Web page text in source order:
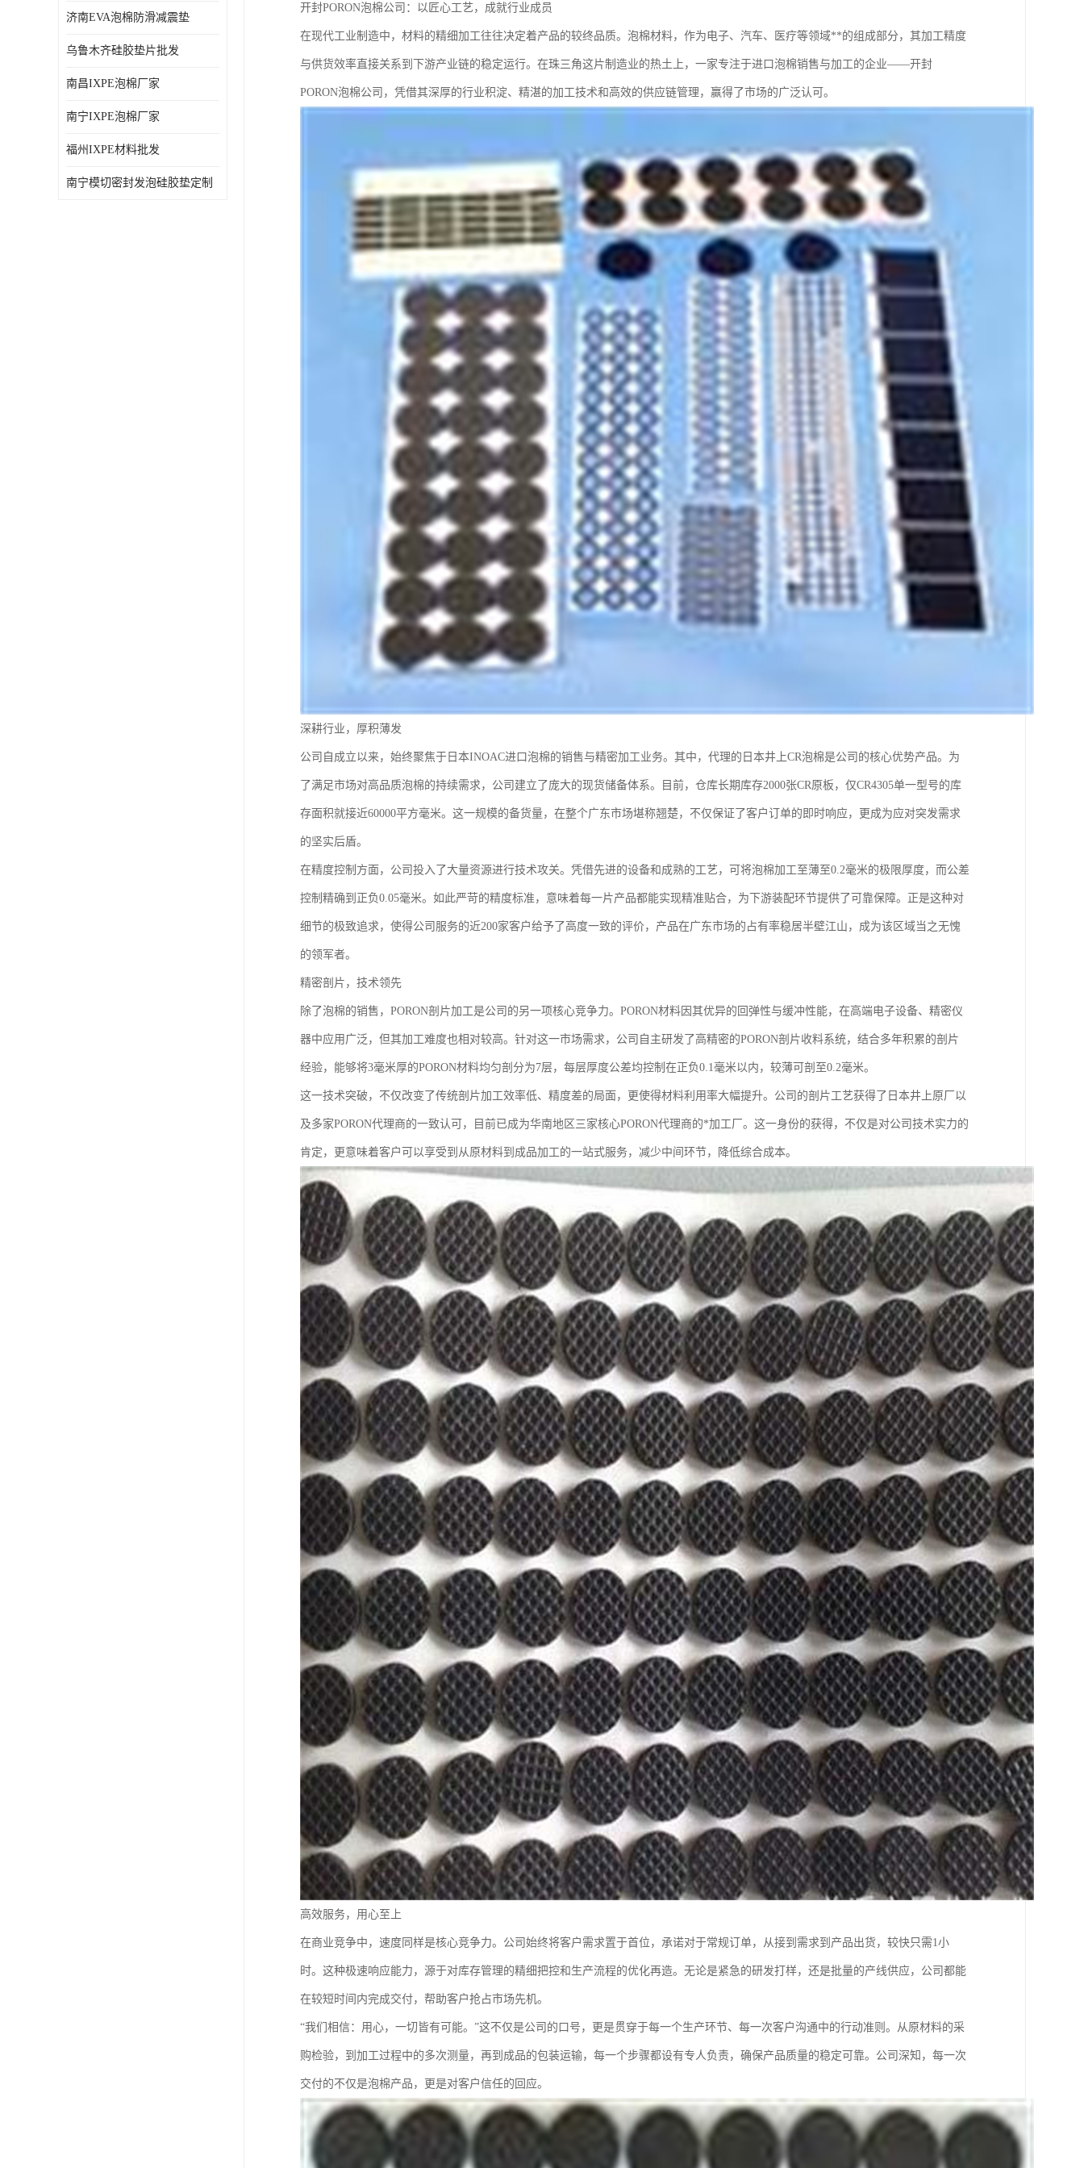
济南EVA泡棉防滑减震垫
乌鲁木齐硅胶垫片批发
南昌IXPE泡棉厂家
南宁IXPE泡棉厂家
福州IXPE材料批发
南宁模切密封发泡硅胶垫定制
开封PORON泡棉公司：以匠心工艺，成就行业成员
在现代工业制造中，材料的精细加工往往决定着产品的较终品质。泡棉材料，作为电子、汽车、医疗等领域**的组成部分，其加工精度
与供货效率直接关系到下游产业链的稳定运行。在珠三角这片制造业的热土上，一家专注于进口泡棉销售与加工的企业——开封
PORON泡棉公司，凭借其深厚的行业积淀、精湛的加工技术和高效的供应链管理，赢得了市场的广泛认可。
深耕行业，厚积薄发
公司自成立以来，始终聚焦于日本INOAC进口泡棉的销售与精密加工业务。其中，代理的日本井上CR泡棉是公司的核心优势产品。为
了满足市场对高品质泡棉的持续需求，公司建立了庞大的现货储备体系。目前，仓库长期库存2000张CR原板，仅CR4305单一型号的库
存面积就接近60000平方毫米。这一规模的备货量，在整个广东市场堪称翘楚，不仅保证了客户订单的即时响应，更成为应对突发需求
的坚实后盾。
在精度控制方面，公司投入了大量资源进行技术攻关。凭借先进的设备和成熟的工艺，可将泡棉加工至薄至0.2毫米的极限厚度，而公差
控制精确到正负0.05毫米。如此严苛的精度标准，意味着每一片产品都能实现精准贴合，为下游装配环节提供了可靠保障。正是这种对
细节的极致追求，使得公司服务的近200家客户给予了高度一致的评价，产品在广东市场的占有率稳居半壁江山，成为该区域当之无愧
的领军者。
精密剖片，技术领先
除了泡棉的销售，PORON剖片加工是公司的另一项核心竞争力。PORON材料因其优异的回弹性与缓冲性能，在高端电子设备、精密仪
器中应用广泛，但其加工难度也相对较高。针对这一市场需求，公司自主研发了高精密的PORON剖片收料系统，结合多年积累的剖片
经验，能够将3毫米厚的PORON材料均匀剖分为7层，每层厚度公差均控制在正负0.1毫米以内，较薄可剖至0.2毫米。
这一技术突破，不仅改变了传统剖片加工效率低、精度差的局面，更使得材料利用率大幅提升。公司的剖片工艺获得了日本井上原厂以
及多家PORON代理商的一致认可，目前已成为华南地区三家核心PORON代理商的*加工厂。这一身份的获得，不仅是对公司技术实力的
肯定，更意味着客户可以享受到从原材料到成品加工的一站式服务，减少中间环节，降低综合成本。
高效服务，用心至上
在商业竞争中，速度同样是核心竞争力。公司始终将客户需求置于首位，承诺对于常规订单，从接到需求到产品出货，较快只需1小
时。这种极速响应能力，源于对库存管理的精细把控和生产流程的优化再造。无论是紧急的研发打样，还是批量的产线供应，公司都能
在较短时间内完成交付，帮助客户抢占市场先机。
“我们相信：用心，一切皆有可能。”这不仅是公司的口号，更是贯穿于每一个生产环节、每一次客户沟通中的行动准则。从原材料的采
购检验，到加工过程中的多次测量，再到成品的包装运输，每一个步骤都设有专人负责，确保产品质量的稳定可靠。公司深知，每一次
交付的不仅是泡棉产品，更是对客户信任的回应。